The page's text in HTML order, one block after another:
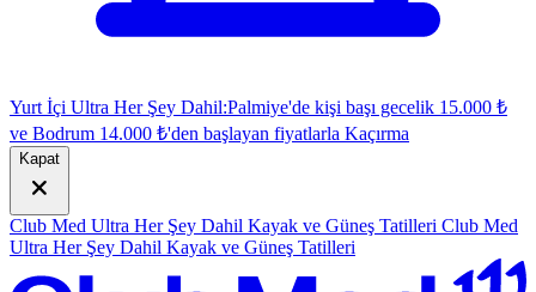
Yurt İçi Ultra Her Şey Dahil:Palmiye'de kişi başı gecelik 15.000 ₺
ve Bodrum 14.000 ₺'den başlayan fiyatlarla Kaçırma
Kapat
Club Med Ultra Her Şey Dahil Kayak ve Güneş Tatilleri Club Med
Ultra Her Şey Dahil Kayak ve Güneş Tatilleri